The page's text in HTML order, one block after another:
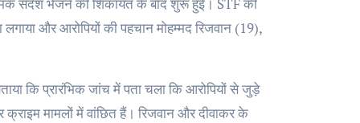
और आरोपियों की पहचान मोहम्मद रिजवान (19),
कि प्रारंभिक जांच में पता चला कि आरोपियों से जुड़े
मामलों में वांछित हैं। रिजवान और दीवाकर के